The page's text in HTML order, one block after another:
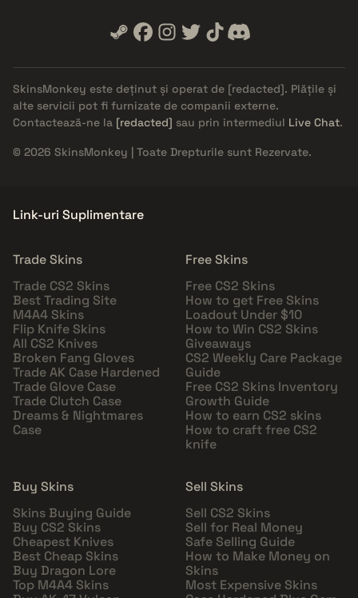
SkinsMonkey este deținut și operat de [redacted]. Plățile și
alte servicii pot fi furnizate de companii externe.
Contactează-ne la [redacted] sau prin intermediul Live Chat.
© 2026 SkinsMonkey | Toate Drepturile sunt Rezervate.
Link-uri Suplimentare
Trade Skins
Trade CS2 Skins
Best Trading Site
M4A4 Skins
Flip Knife Skins
All CS2 Knives
Broken Fang Gloves
Trade AK Case Hardened
Trade Glove Case
Trade Clutch Case
Dreams & Nightmares
Case
Free Skins
Free CS2 Skins
How to get Free Skins
Loadout Under $10
How to Win CS2 Skins
Giveaways
CS2 Weekly Care Package
Guide
Free CS2 Skins Inventory
Growth Guide
How to earn CS2 skins
How to craft free CS2
knife
Buy Skins
Skins Buying Guide
Buy CS2 Skins
Cheapest Knives
Best Cheap Skins
Buy Dragon Lore
Top M4A4 Skins
Sell Skins
Sell CS2 Skins
Sell for Real Money
Safe Selling Guide
How to Make Money on
Skins
Most Expensive Skins